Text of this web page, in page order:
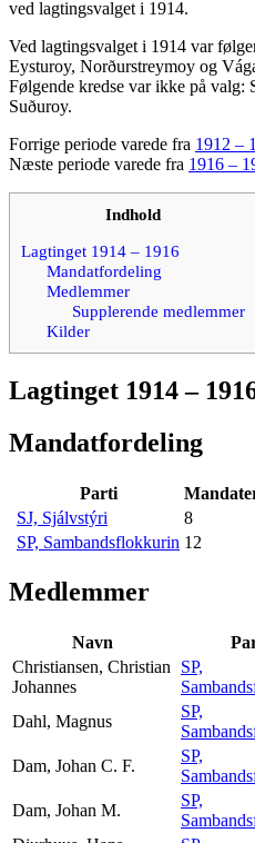
ved lagtingsvalget i 1914.
Ved lagtingsvalget i 1914 var
Eysturoy, Norðurstreymoy og
Følgende kredse var ikke på valg:
Suðuroy.
Forrige periode varede fra 1912 –
Næste periode varede fra 1916 –
Indhold
Lagtinget 1914 – 1916
Mandatfordeling
Medlemmer
Supplerende medlemmer
Kilder
Lagtinget 1914 –
Mandatfordeling
Parti
SJ, Sjálvstýri
8
SP, Sambandsflokkurin 12
Medlemmer
Navn
Christiansen, Christian
Johannes
SP,
Dahl, Magnus
SP,
Dam, Johan C. F.
SP,
Dam, Johan M.
SP,